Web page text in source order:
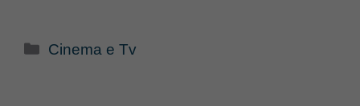
Categorie
Cinema e Tv